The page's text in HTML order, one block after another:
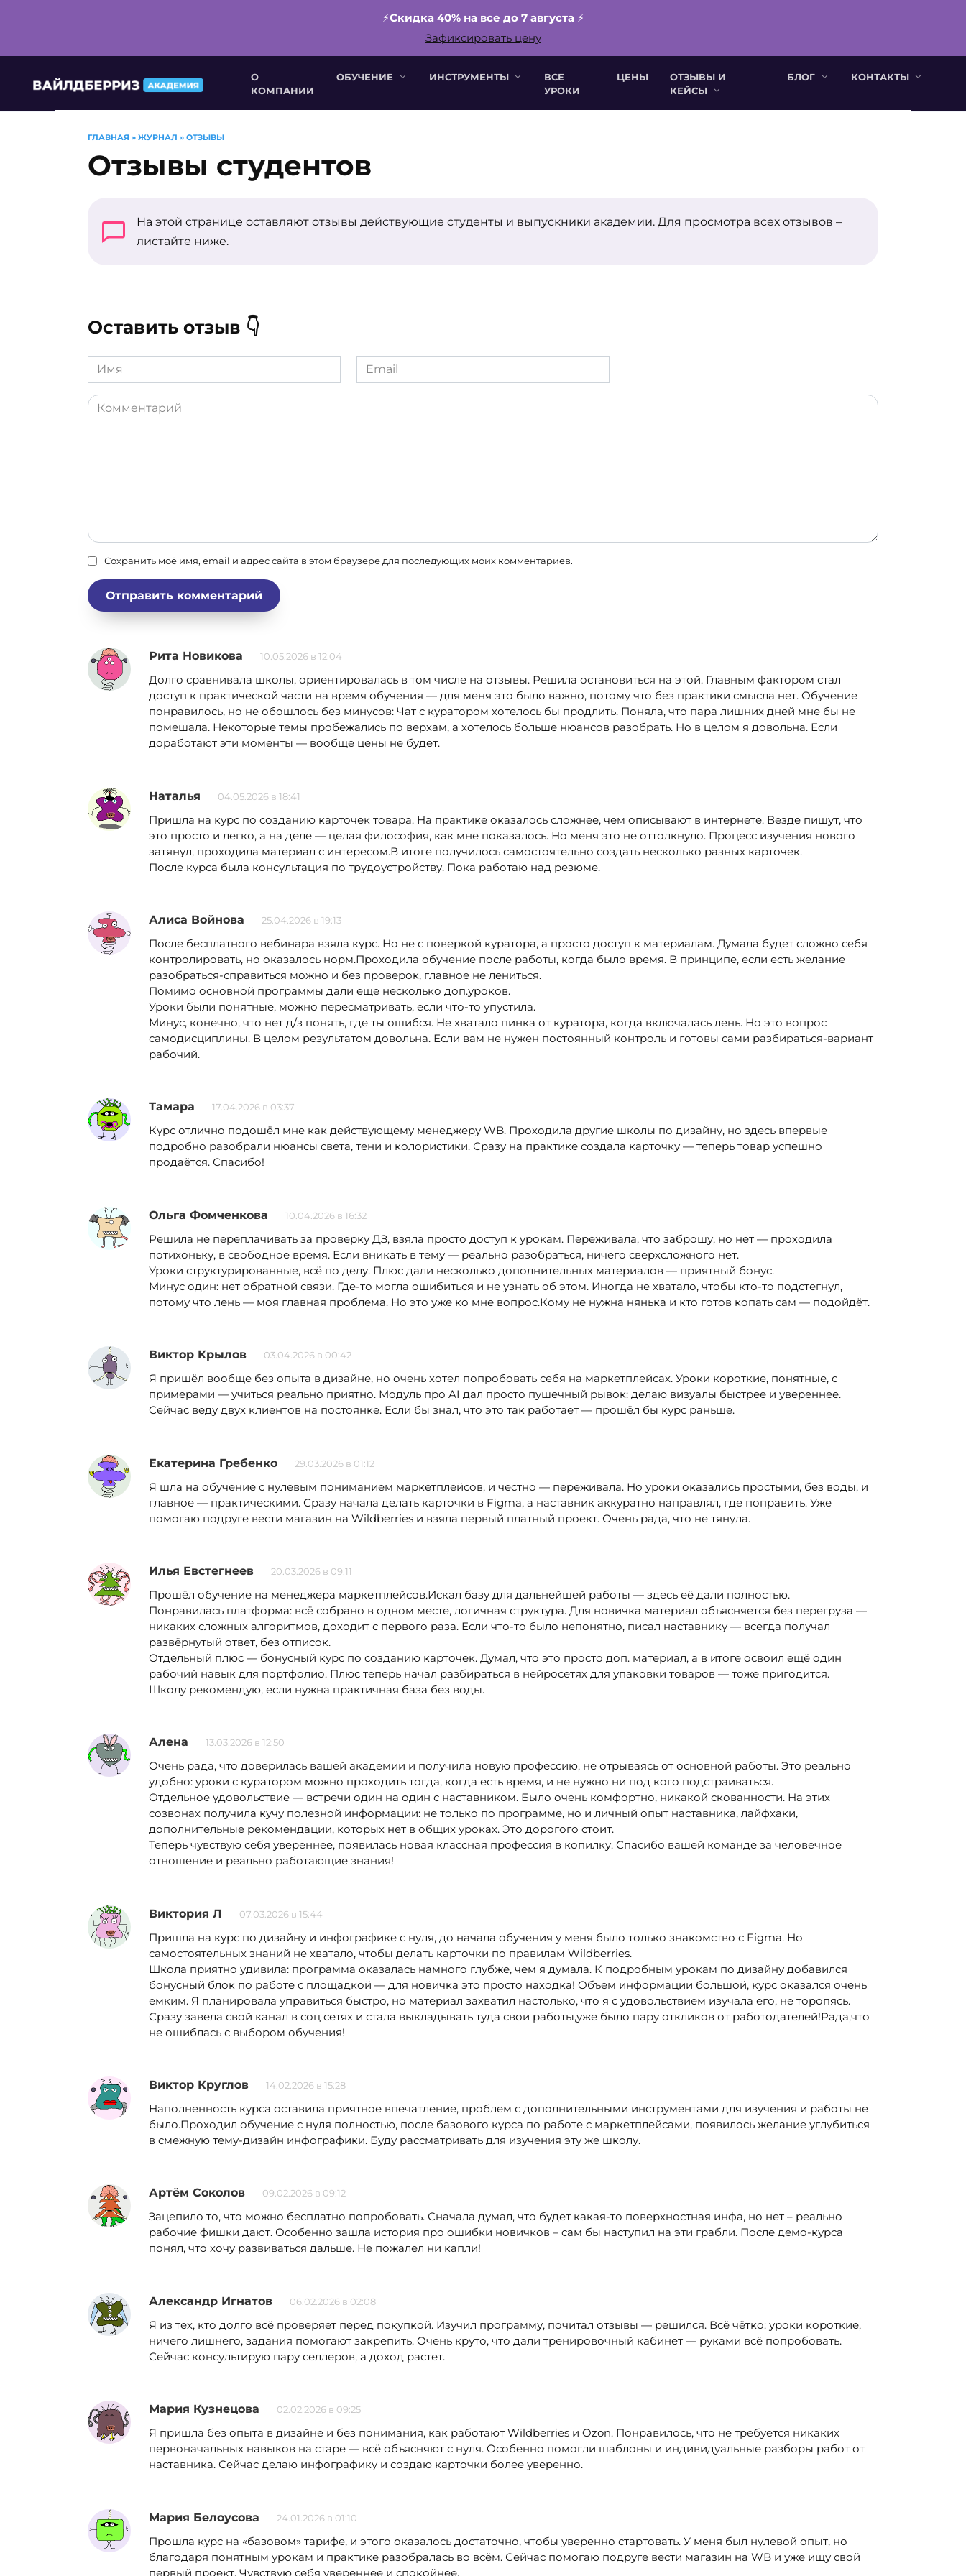
⚡️Скидка 40% на все до 7 августа ⚡️
Зафиксировать цену
О
КОМПАНИИ
ОБУЧЕНИЕ ИНСТРУМЕНТЫ
ВСЕ
УРОКИ
ЦЕНЫ
ОТЗЫВЫ И
КЕЙСЫ
БЛОГ КОНТАКТЫ
ГЛАВНАЯ » ЖУРНАЛ » ОТЗЫВЫ
Отзывы студентов
На этой странице оставляют отзывы действующие студенты и выпускники академии. Для просмотра всех отзывов –
листайте ниже.
Оставить отзыв 👇
Имя
*
Email
*
Комментарий
Сохранить моё имя, email и адрес сайта в этом браузере для последующих моих комментариев.
Рита Новикова 10.05.2026 в 12:04
Долго сравнивала школы, ориентировалась в том числе на отзывы. Решила остановиться на этой. Главным фактором стал
доступ к практической части на время обучения — для меня это было важно, потому что без практики смысла нет. Обучение
понравилось, но не обошлось без минусов: Чат с куратором хотелось бы продлить. Поняла, что пара лишних дней мне бы не
помешала. Некоторые темы пробежались по верхам, а хотелось больше нюансов разобрать. Но в целом я довольна. Если
доработают эти моменты — вообще цены не будет.
Наталья 04.05.2026 в 18:41
Пришла на курс по созданию карточек товара. На практике оказалось сложнее, чем описывают в интернете. Везде пишут, что
это просто и легко, а на деле — целая философия, как мне показалось. Но меня это не оттолкнуло. Процесс изучения нового
затянул, проходила материал с интересом.В итоге получилось самостоятельно создать несколько разных карточек.
После курса была консультация по трудоустройству. Пока работаю над резюме.
Алиса Войнова 25.04.2026 в 19:13
После бесплатного вебинара взяла курс. Но не с поверкой куратора, а просто доступ к материалам. Думала будет сложно себя
контролировать, но оказалось норм.Проходила обучение после работы, когда было время. В принципе, если есть желание
разобраться-справиться можно и без проверок, главное не лениться.
Помимо основной программы дали еще несколько доп.уроков.
Уроки были понятные, можно пересматривать, если что-то упустила.
Минус, конечно, что нет д/з понять, где ты ошибся. Не хватало пинка от куратора, когда включалась лень. Но это вопрос
самодисциплины. В целом результатом довольна. Если вам не нужен постоянный контроль и готовы сами разбираться-вариант
рабочий.
Тамара 17.04.2026 в 03:37
Курс отлично подошёл мне как действующему менеджеру WB. Проходила другие школы по дизайну, но здесь впервые
подробно разобрали нюансы света, тени и колористики. Сразу на практике создала карточку — теперь товар успешно
продаётся. Спасибо!
Ольга Фомченкова 10.04.2026 в 16:32
Решила не переплачивать за проверку ДЗ, взяла просто доступ к урокам. Переживала, что заброшу, но нет — проходила
потихоньку, в свободное время. Если вникать в тему — реально разобраться, ничего сверхсложного нет.
Уроки структурированные, всё по делу. Плюс дали несколько дополнительных материалов — приятный бонус.
Минус один: нет обратной связи. Где-то могла ошибиться и не узнать об этом. Иногда не хватало, чтобы кто-то подстегнул,
потому что лень — моя главная проблема. Но это уже ко мне вопрос.Кому не нужна нянька и кто готов копать сам — подойдёт.
Виктор Крылов 03.04.2026 в 00:42
Я пришёл вообще без опыта в дизайне, но очень хотел попробовать себя на маркетплейсах. Уроки короткие, понятные, с
примерами — учиться реально приятно. Модуль про AI дал просто пушечный рывок: делаю визуалы быстрее и увереннее.
Сейчас веду двух клиентов на постоянке. Если бы знал, что это так работает — прошёл бы курс раньше.
Екатерина Гребенко 29.03.2026 в 01:12
Я шла на обучение с нулевым пониманием маркетплейсов, и честно — переживала. Но уроки оказались простыми, без воды, и
главное — практическими. Сразу начала делать карточки в Figma, а наставник аккуратно направлял, где поправить. Уже
помогаю подруге вести магазин на Wildberries и взяла первый платный проект. Очень рада, что не тянула.
Илья Евстегнеев 20.03.2026 в 09:11
Прошёл обучение на менеджера маркетплейсов.Искал базу для дальнейшей работы — здесь её дали полностью.
Понравилась платформа: всё собрано в одном месте, логичная структура. Для новичка материал объясняется без перегруза —
никаких сложных алгоритмов, доходит с первого раза. Если что-то было непонятно, писал наставнику — всегда получал
развёрнутый ответ, без отписок.
Отдельный плюс — бонусный курс по созданию карточек. Думал, что это просто доп. материал, а в итоге освоил ещё один
рабочий навык для портфолио. Плюс теперь начал разбираться в нейросетях для упаковки товаров — тоже пригодится.
Школу рекомендую, если нужна практичная база без воды.
Алена 13.03.2026 в 12:50
Очень рада, что доверилась вашей академии и получила новую профессию, не отрываясь от основной работы. Это реально
удобно: уроки с куратором можно проходить тогда, когда есть время, и не нужно ни под кого подстраиваться.
Отдельное удовольствие — встречи один на один с наставником. Было очень комфортно, никакой скованности. На этих
созвонах получила кучу полезной информации: не только по программе, но и личный опыт наставника, лайфхаки,
дополнительные рекомендации, которых нет в общих уроках. Это дорогого стоит.
Теперь чувствую себя увереннее, появилась новая классная профессия в копилку. Спасибо вашей команде за человечное
отношение и реально работающие знания!
Виктория Л 07.03.2026 в 15:44
Пришла на курс по дизайну и инфографике с нуля, до начала обучения у меня было только знакомство с Figma. Но
самостоятельных знаний не хватало, чтобы делать карточки по правилам Wildberries.
Школа приятно удивила: программа оказалась намного глубже, чем я думала. К подробным урокам по дизайну добавился
бонусный блок по работе с площадкой — для новичка это просто находка! Объем информации большой, курс оказался очень
емким. Я планировала управиться быстро, но материал захватил настолько, что я с удовольствием изучала его, не торопясь.
Сразу завела свой канал в соц сетях и стала выкладывать туда свои работы,уже было пару откликов от работодателей!Рада,что
не ошиблась с выбором обучения!
Виктор Круглов 14.02.2026 в 15:28
Наполненность курса оставила приятное впечатление, проблем с дополнительными инструментами для изучения и работы не
было.Проходил обучение с нуля полностью, после базового курса по работе с маркетплейсами, появилось желание углубиться
в смежную тему-дизайн инфографики. Буду рассматривать для изучения эту же школу.
Артём Соколов 09.02.2026 в 09:12
Зацепило то, что можно бесплатно попробовать. Сначала думал, что будет какая-то поверхностная инфа, но нет – реально
рабочие фишки дают. Особенно зашла история про ошибки новичков – сам бы наступил на эти грабли. После демо-курса
понял, что хочу развиваться дальше. Не пожалел ни капли!
Александр Игнатов 06.02.2026 в 02:08
Я из тех, кто долго всё проверяет перед покупкой. Изучил программу, почитал отзывы — решился. Всё чётко: уроки короткие,
ничего лишнего, задания помогают закрепить. Очень круто, что дали тренировочный кабинет — руками всё попробовать.
Сейчас консультирую пару селлеров, а доход растет.
Мария Кузнецова 02.02.2026 в 09:25
Я пришла без опыта в дизайне и без понимания, как работают Wildberries и Ozon. Понравилось, что не требуется никаких
первоначальных навыков на старе — всё объясняют с нуля. Особенно помогли шаблоны и индивидуальные разборы работ от
наставника. Сейчас делаю инфографику и создаю карточки более уверенно.
Мария Белоусова 24.01.2026 в 01:10
Прошла курс на «базовом» тарифе, и этого оказалось достаточно, чтобы уверенно стартовать. У меня был нулевой опыт, но
благодаря понятным урокам и практике разобралась во всём. Сейчас помогаю подруге вести магазин на WB и уже ищу свой
первый проект. Чувствую себя увереннее и спокойнее.